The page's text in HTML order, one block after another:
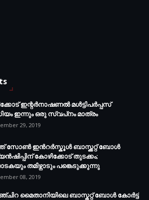
ഇന്റര്‍നാഷണല്‍ മള്‍ട്ടിപര്‍പ്പസ്
ഇന്നും ഒരു സ്വപ്‌നം മാത്രം
29, 2019
സോണ്‍ ഇന്‍റര്‍സ്കൂള്‍ ബാസ്ക്കറ്റ് ബോൾ
കോഴിക്കോട് തുടക്കം;
തമിഴ്നാടും പങ്കെടുക്കുന്നു
08, 2019
മൈതാനിയിലെ ബാസ്കറ്റ് ബോള്‍ കോര്‍ട്ട്